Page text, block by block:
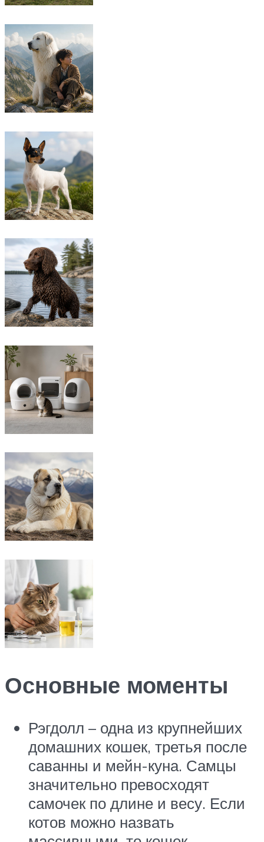
Основные моменты
Рэгдолл – одна из крупнейших
домашних кошек, третья после
саванны и мейн-куна. Самцы
значительно превосходят
самочек по длине и весу. Если
котов можно назвать